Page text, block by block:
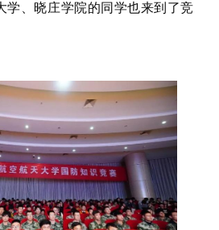
学、晓庄学院的同学也来到了竞